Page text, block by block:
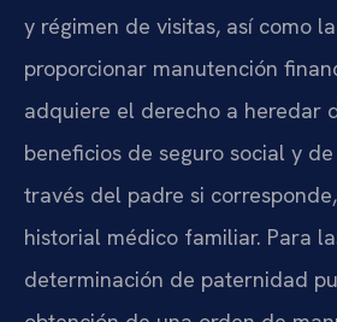
y régimen de visitas, así como
proporcionar manutención
adquiere el derecho a heredar
beneficios de seguro social y
través del padre si
historial médico familiar. Para
determinación de paternidad